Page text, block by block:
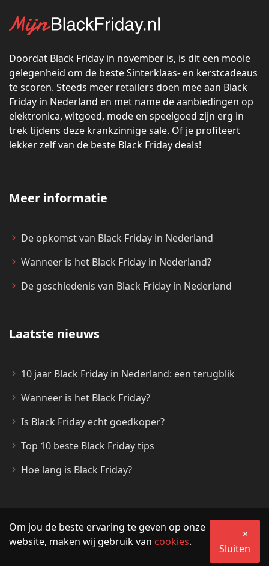
Doordat Black Friday in november is, is dit een mooie
gelegenheid om de beste Sinterklaas- en kerstcadeaus
te scoren. Steeds meer retailers doen mee aan Black
Friday in Nederland en met name de aanbiedingen op
elektronica, witgoed, mode en speelgoed zijn erg in
trek tijdens deze krankzinnige sale. Of je profiteert
lekker zelf van de beste Black Friday deals!
Meer informatie
De opkomst van Black Friday in Nederland
Wanneer is het Black Friday in Nederland?
De geschiedenis van Black Friday in Nederland
Laatste nieuws
10 jaar Black Friday in Nederland: een terugblik
Wanneer is het Black Friday?
Is Black Friday echt goedkoper?
Top 10 beste Black Friday tips
Hoe lang is Black Friday?
© 2026 MijnBlackFriday.nl
Partner worden
Om jou de beste ervaring te geven op onze
website, maken wij gebruik van cookies.
Sluiten